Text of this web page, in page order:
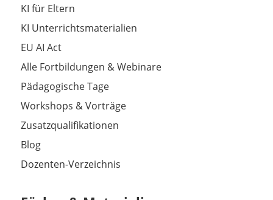
KI für Eltern
KI Unterrichtsmaterialien
EU AI Act
Alle Fortbildungen & Webinare
Pädagogische Tage
Workshops & Vorträge
Zusatzqualifikationen
Blog
Dozenten-Verzeichnis